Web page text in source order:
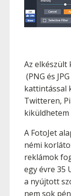
Az elkészült
(PNG és
kattintással
Twitteren,
A FotoJet
némi
reklámok
egy évre 35
a nyújtott
nem sok